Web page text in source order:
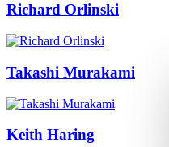
Richard Orlinski
Takashi Murakami
Keith Haring